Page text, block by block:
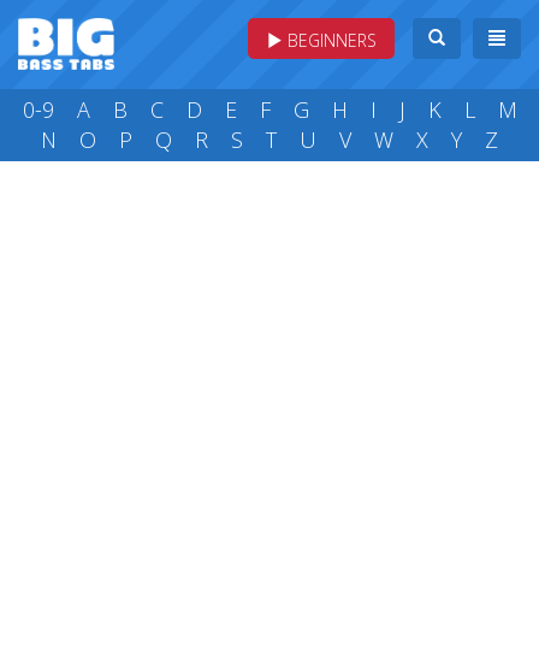
BEGINNERS
0-9 A B C D E F G H I J K L
M
N
O P Q R S T U V W X Y Z